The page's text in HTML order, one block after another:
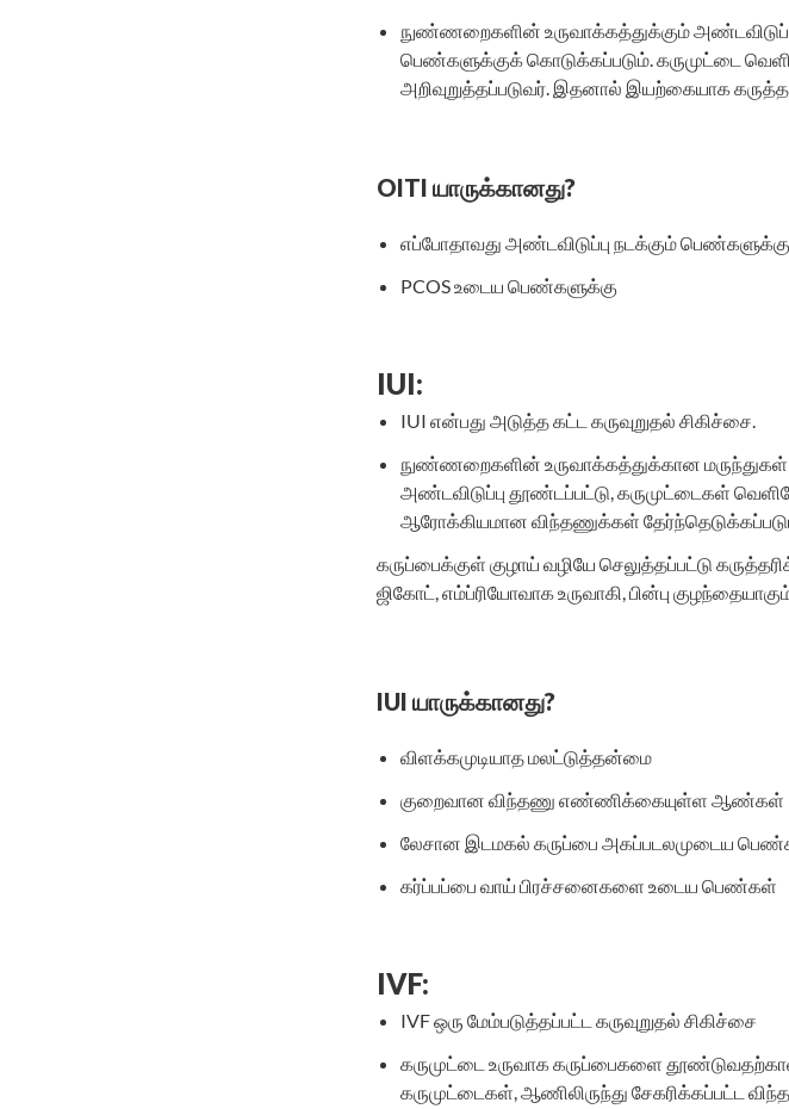
நுண்ணறைகளின் உருவாக்கத்துக்கும்
பெண்களுக்குக் கொடுக்கப்படும். கருமுட்டை
அறிவுறுத்தப்படுவர். இதனால் இயற்கையாக
OITI யாருக்கானது?
எப்போதாவது அண்டவிடுப்பு நடக்கும் பெண்களுக்கு
PCOS உடைய பெண்களுக்கு
IUI:
IUI என்பது அடுத்த கட்ட கருவுறுதல் சிகிச்சை.
நுண்ணறைகளின் உருவாக்கத்துக்கான
அண்டவிடுப்பு தூண்டப்பட்டு, கருமுட்டைகள்
ஆரோக்கியமான விந்தணுக்கள்
கருப்பைக்குள் குழாய் வழியே செலுத்தப்பட்டு
ஜிகோட், எம்ப்ரியோவாக உருவாகி, பின்பு
IUI யாருக்கானது?
விளக்கமுடியாத மலட்டுத்தன்மை
குறைவான விந்தணு எண்ணிக்கையுள்ள ஆண்கள்
லேசான இடமகல் கருப்பை அகப்படலமுடைய
கர்ப்பப்பை வாய் பிரச்சனைகளை உடைய பெண்கள்
IVF:
IVF ஒரு மேம்படுத்தப்பட்ட கருவுறுதல் சிகிச்சை
கருமுட்டை உருவாக கருப்பைகளை
கருமுட்டைகள், ஆணிலிருந்து சேகரிக்கப்பட்ட